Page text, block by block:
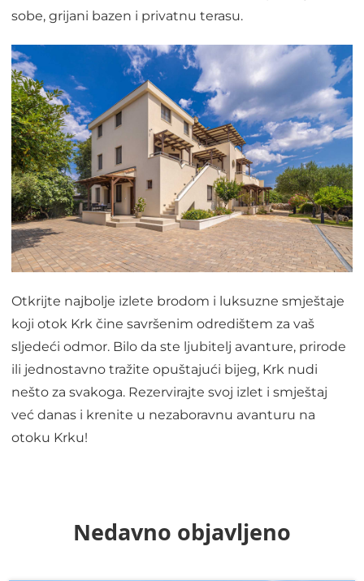
sobe, grijani bazen i privatnu terasu.
Otkrijte najbolje izlete brodom i luksuzne smještaje
koji otok Krk čine savršenim odredištem za vaš
sljedeći odmor. Bilo da ste ljubitelj avanture, prirode
ili jednostavno tražite opuštajući bijeg, Krk nudi
nešto za svakoga. Rezervirajte svoj izlet i smještaj
već danas i krenite u nezaboravnu avanturu na
otoku Krku!
Nedavno objavljeno